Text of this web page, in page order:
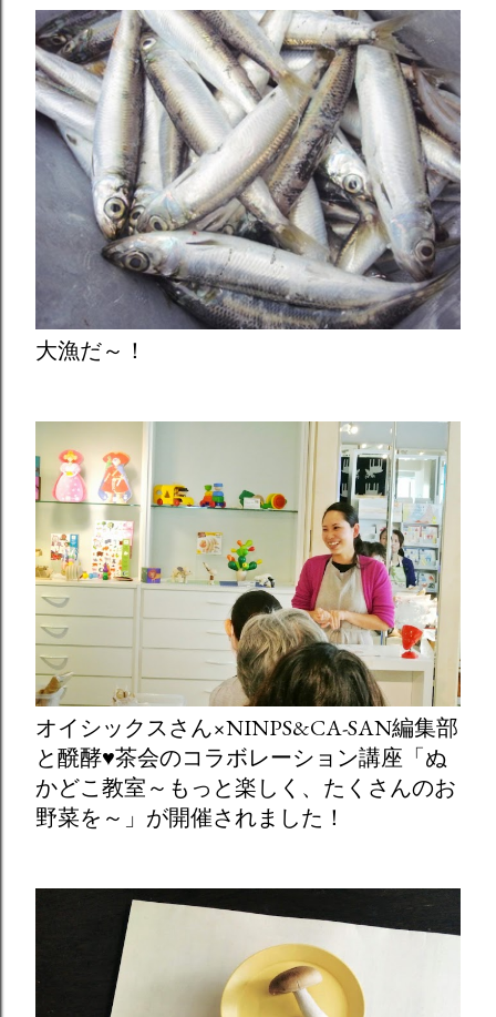
大漁だ～！
オイシックスさん×NINPS&CA-SAN編集部
と醗酵♥茶会のコラボレーション講座「ぬ
かどこ教室～もっと楽しく、たくさんのお
野菜を～」が開催されました！